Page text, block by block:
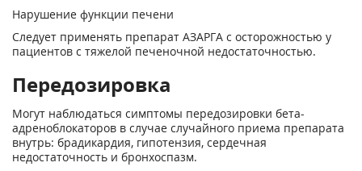
Нарушение функции печени
Следует применять препарат АЗАРГА с осторожностью у
пациентов с тяжелой печеночной недостаточностью.
Передозировка
Могут наблюдаться симптомы передозировки бета-
адреноблокаторов в случае случайного приема препарата
внутрь: брадикардия, гипотензия, сердечная
недостаточность и бронхоспазм.